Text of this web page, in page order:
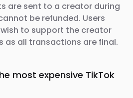
are sent to a creator during
be refunded. Users
to support the creator
as all transactions are final.
most expensive TikTok